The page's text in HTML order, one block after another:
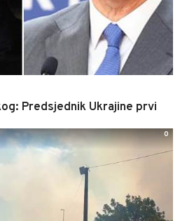
Predsjednik Ukrajine prvi
0